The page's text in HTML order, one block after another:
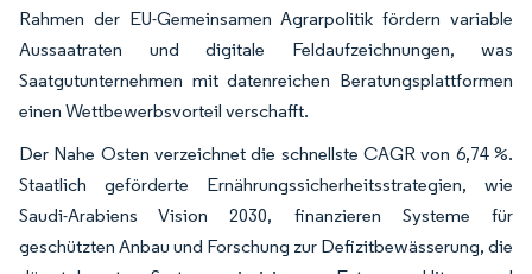
Rahmen der EU-Gemeinsamen Agrarpolitik fördern variable
Aussaatraten und digitale Feldaufzeichnungen, was
Saatgutunternehmen mit datenreichen Beratungsplattformen
einen Wettbewerbsvorteil verschafft.
Der Nahe Osten verzeichnet die schnellste CAGR von 6,74 %.
Staatlich geförderte Ernährungssicherheitsstrategien, wie
Saudi-Arabiens Vision 2030, finanzieren Systeme für
geschützten Anbau und Forschung zur Defizitbewässerung, die